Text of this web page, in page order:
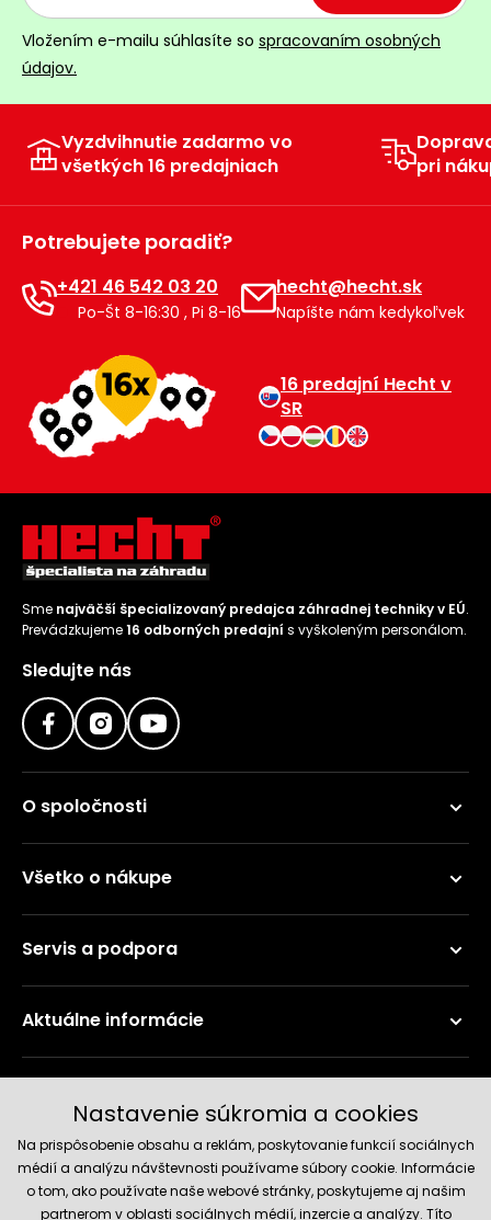
Vložením e-mailu súhlasíte so spracovaním osobných
údajov.
Vyzdvihnutie zadarmo vo
všetkých 16 predajniach
pri
Potrebujete poradiť?
+421 46 542 03 20
Po-Št 8-16:30 , Pi 8-16
hecht@hecht.sk
Napíšte nám kedykoľvek
16 predajní Hecht v
SR
Sme najväčší špecializovaný predajca záhradnej techniky v EÚ.
Prevádzkujeme16 odborných predajní s vyškoleným personálom.
Sledujte nás
O spoločnosti
Všetko o nákupe
Servis a podpora
Aktuálne informácie
Nastavenie súkromia a cookies
Na prispôsobenie obsahu a reklám, poskytovanie funkcií sociálnych
médií a analýzu návštevnosti používame súbory cookie. Informácie
o tom, ako používate naše webové stránky, poskytujeme aj našim
partnerom v oblasti sociálnych médií, inzercie a analýzy. Títo